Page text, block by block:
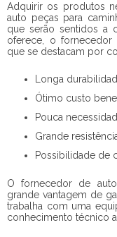
Adquirir os produtos
auto peças para
que serão sentidos a
oferece, o
que se destacam por
Longa
Ótimo custo
Pouca
Grande
Possibilidade de
Ofornecedor de
grande vantagem de
trabalha com uma
conhecimento técnico